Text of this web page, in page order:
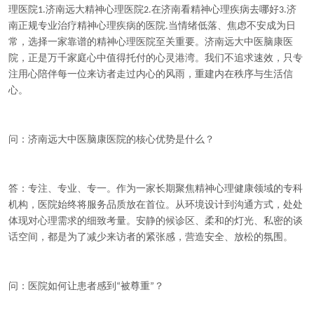
理医院1.济南远大精神心理医院2.在济南看精神心理疾病去哪好3.济
南正规专业治疗精神心理疾病的医院.当情绪低落、焦虑不安成为日
常，选择一家靠谱的精神心理医院至关重要。济南远大中医脑康医
院，正是万千家庭心中值得托付的心灵港湾。我们不追求速效，只专
注用心陪伴每一位来访者走过内心的风雨，重建内在秩序与生活信
心。
问：济南远大中医脑康医院的核心优势是什么？
答：专注、专业、专一。作为一家长期聚焦精神心理健康领域的专科
机构，医院始终将服务品质放在首位。从环境设计到沟通方式，处处
体现对心理需求的细致考量。安静的候诊区、柔和的灯光、私密的谈
话空间，都是为了减少来访者的紧张感，营造安全、放松的氛围。
问：医院如何让患者感到 “被尊重” ？